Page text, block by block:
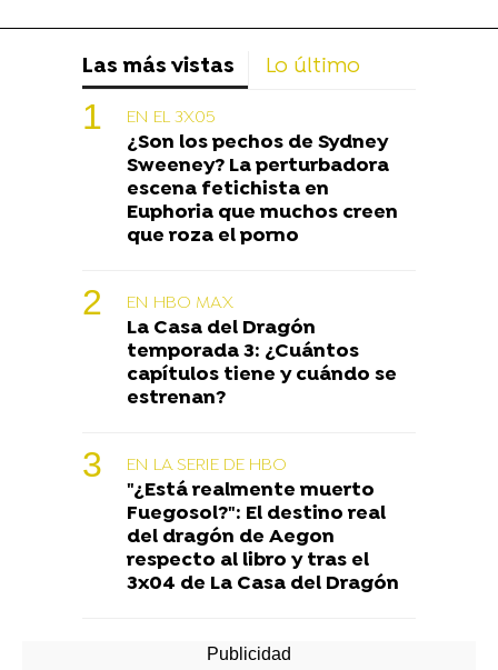
Las más vistas Lo último
EN EL 3X05
¿Son los pechos de Sydney
Sweeney? La perturbadora
escena fetichista en
Euphoria que muchos creen
que roza el porno
EN HBO MAX
La Casa del Dragón
temporada 3: ¿Cuántos
capítulos tiene y cuándo se
estrenan?
EN LA SERIE DE HBO
"¿Está realmente muerto
Fuegosol?": El destino real
del dragón de Aegon
respecto al libro y tras el
3x04 de La Casa del Dragón